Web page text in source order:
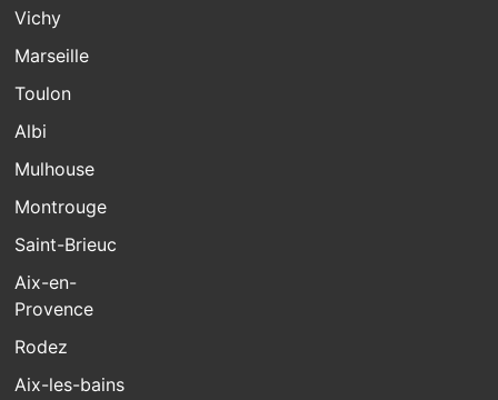
Vichy
Marseille
Toulon
Albi
Mulhouse
Montrouge
Saint-Brieuc
Aix-en-
Provence
Rodez
Aix-les-bains